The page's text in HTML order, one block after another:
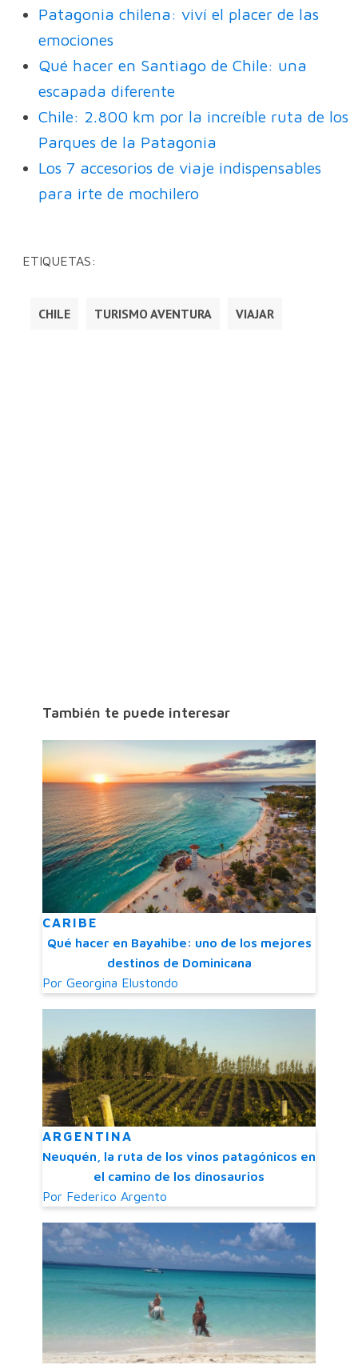
Patagonia chilena: viví el placer de las
emociones
Qué hacer en Santiago de Chile: una
escapada diferente
Chile: 2.800 km por la increíble ruta de los
Parques de la Patagonia
Los 7 accesorios de viaje indispensables
para irte de mochilero
ETIQUETAS:
CHILE TURISMO AVENTURA VIAJAR
También te puede interesar
CARIBE
Qué hacer en Bayahibe: uno de los mejores
destinos de Dominicana
Por Georgina Elustondo
ARGENTINA
Neuquén, la ruta de los vinos patagónicos en
el camino de los dinosaurios
Por Federico Argento